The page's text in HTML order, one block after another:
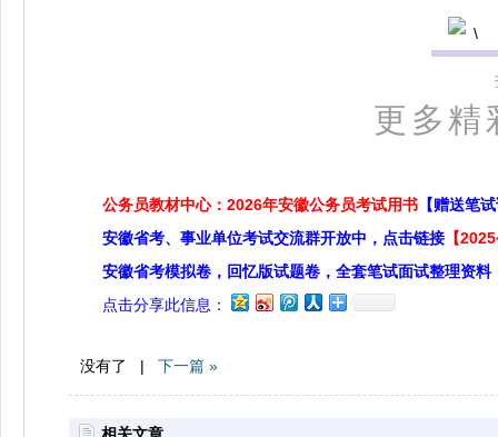
更多精
公务员教材中心：2026年安徽公务员考试用书 【赠送笔
安徽省考、事业单位考试交流群开放中，点击链接 【
安徽省考模拟卷，回忆版试题卷，全套笔试面试整理资料
点击分享此信息：
没有了 | 下一篇 »